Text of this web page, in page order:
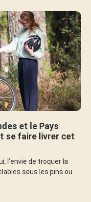
et le Pays
se faire livrer cet
l’envie de troquer la
sous les pins ou